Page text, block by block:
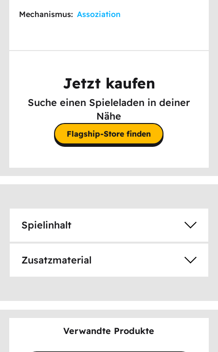
Mechanismus: Assoziation
Jetzt kaufen
Suche einen Spieleladen in deiner
Nähe
Flagship-Store finden
Spielinhalt
Zusatzmaterial
Verwandte Produkte